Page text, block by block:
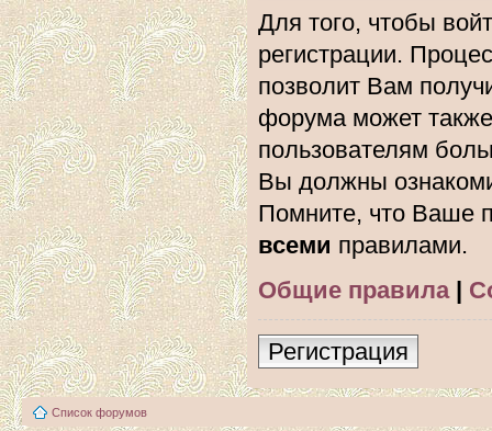
Для того, чтобы
регистрации.
позволит Вам
форума может
пользователям
Вы должны
Помните, что Ваше
всеми правилами.
Общие правила|
Регистрация
Список форумов